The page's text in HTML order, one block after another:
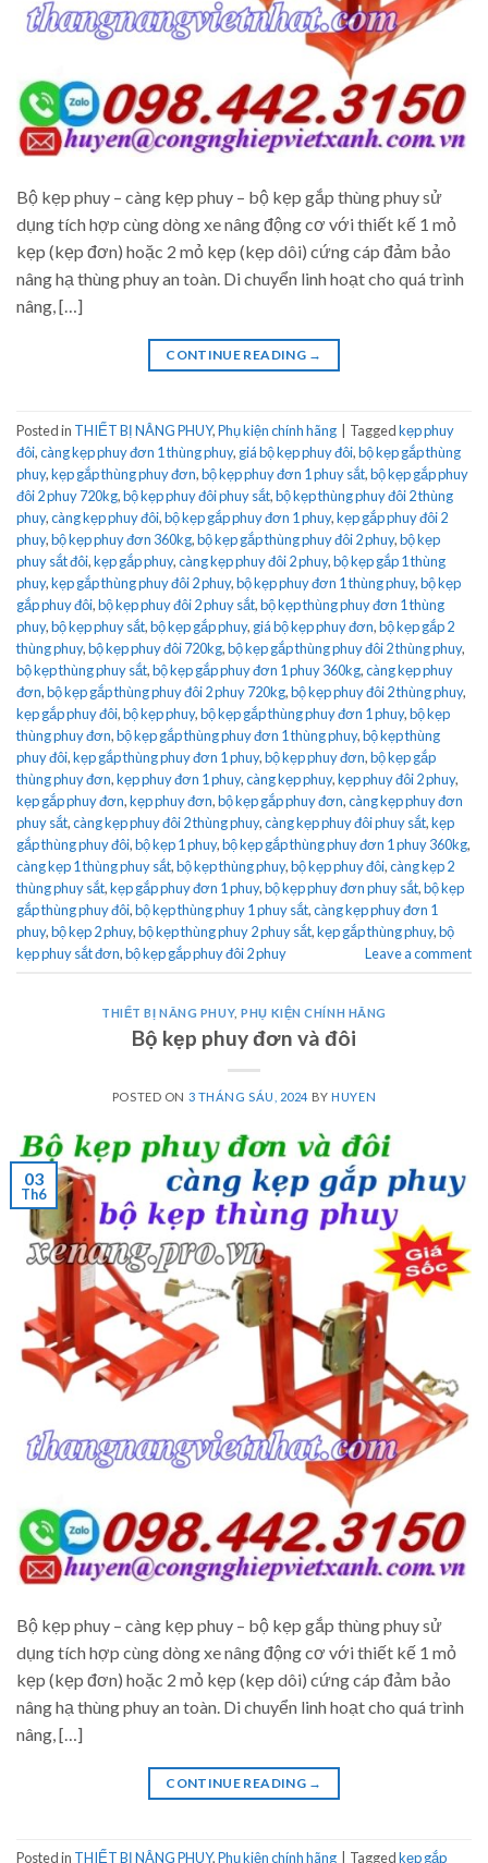
Bộ kẹp phuy – càng kẹp phuy – bộ kẹp gắp thùng phuy sử
dụng tích hợp cùng dòng xe nâng động cơ với thiết kế 1 mỏ
kẹp (kẹp đơn) hoặc 2 mỏ kẹp (kẹp dôi) cứng cáp đảm bảo
nâng hạ thùng phuy an toàn. Di chuyển linh hoạt cho quá trình
nâng, […]
CONTINUE READING →
Posted in THIẾT BỊ NÂNG PHUY,Phụ kiện chính hãng Taggedkẹp phuy
đôi,càng kẹp phuy đơn 1 thùng phuy, giá bộ kẹp phuy đôi,bộ kẹp gắp thùng
phuy,kẹp gắp thùng phuy đơn,bộ kẹp phuy đơn 1 phuy sắt,bộ kẹp gắp phuy
đôi 2 phuy 720kg,bộ kẹp phuy đôi phuy sắt,bộ kẹp thùng phuy đôi 2 thùng
phuy,càng kẹp phuy đôi,bộ kẹp gắp phuy đơn 1 phuy,kẹp gắp phuy đôi 2
phuy,bộ kẹp phuy đơn 360kg,bộ kẹp gắp thùng phuy đôi 2 phuy,bộ kẹp
phuy sắt đôi,kẹp gắp phuy,càng kẹp phuy đôi 2 phuy,bộ kẹp gắp 1 thùng
phuy,kẹp gắp thùng phuy đôi 2 phuy,bộ kẹp phuy đơn 1 thùng phuy,bộ kẹp
gắp phuy đôi,bộ kẹp phuy đôi 2 phuy sắt,bộ kẹp thùng phuy đơn 1 thùng
phuy,bộ kẹp phuy sắt,bộ kẹp gắp phuy, giá bộ kẹp phuy đơn,bộ kẹp gắp 2
thùng phuy,bộ kẹp phuy đôi 720kg,bộ kẹp gắp thùng phuy đôi 2 thùng phuy,
bộ kẹp thùng phuy sắt,bộ kẹp gắp phuy đơn 1 phuy 360kg,càng kẹp phuy
đơn,bộ kẹp gắp thùng phuy đôi 2 phuy 720kg,bộ kẹp phuy đôi 2 thùng phuy,
kẹp gắp phuy đôi,bộ kẹp phuy,bộ kẹp gắp thùng phuy đơn 1 phuy,bộ kẹp
thùng phuy đơn,bộ kẹp gắp thùng phuy đơn 1 thùng phuy,bộ kẹp thùng
phuy đôi,kẹp gắp thùng phuy đơn 1 phuy,bộ kẹp phuy đơn,bộ kẹp gắp
thùng phuy đơn,kẹp phuy đơn 1 phuy,càng kẹp phuy,kẹp phuy đôi 2 phuy,
kẹp gắp phuy đơn,kẹp phuy đơn,bộ kẹp gắp phuy đơn,càng kẹp phuy đơn
phuy sắt,càng kẹp phuy đôi 2 thùng phuy,càng kẹp phuy đôi phuy sắt,kẹp
gắp thùng phuy đôi,bộ kẹp 1 phuy,bộ kẹp gắp thùng phuy đơn 1 phuy 360kg,
càng kẹp 1 thùng phuy sắt,bộ kẹp thùng phuy,bộ kẹp phuy đôi,càng kẹp 2
thùng phuy sắt,kẹp gắp phuy đơn 1 phuy,bộ kẹp phuy đơn phuy sắt,bộ kẹp
gắp thùng phuy đôi,bộ kẹp thùng phuy 1 phuy sắt,càng kẹp phuy đơn 1
phuy,bộ kẹp 2 phuy,bộ kẹp thùng phuy 2 phuy sắt,kẹp gắp thùng phuy,bộ
kẹp phuy sắt đơn,bộ kẹp gắp phuy đôi 2 phuy Leave a comment
THIẾT BỊ NÂNG PHUY,PHỤ KIỆN CHÍNH HÃNG
Bộ kẹp phuy đơn và đôi
POSTED ON 3 THÁNG SÁU, 2024 BYHUYEN
03
Th6
Bộ kẹp phuy – càng kẹp phuy – bộ kẹp gắp thùng phuy sử
dụng tích hợp cùng dòng xe nâng động cơ với thiết kế 1 mỏ
kẹp (kẹp đơn) hoặc 2 mỏ kẹp (kẹp dôi) cứng cáp đảm bảo
nâng hạ thùng phuy an toàn. Di chuyển linh hoạt cho quá trình
nâng, […]
CONTINUE READING →
Posted in THIẾT BỊ NÂNG PHUY,Phụ kiện chính hãng Taggedkẹp gắp